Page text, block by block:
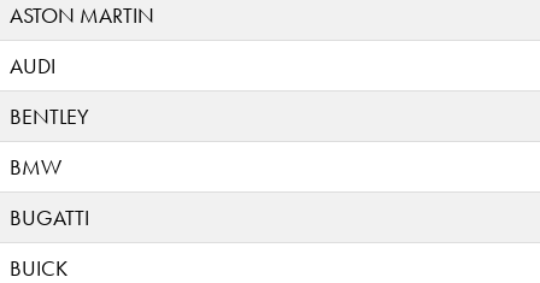
ASTON MARTIN
AUDI
BENTLEY
BMW
BUGATTI
BUICK